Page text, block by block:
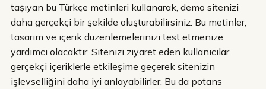
taşıyan bu Türkçe metinleri kullanarak, demo sitenizi
daha gerçekçi bir şekilde oluşturabilirsiniz. Bu metinler,
tasarım ve içerik düzenlemelerinizi test etmenize
yardımcı olacaktır. Sitenizi ziyaret eden kullanıcılar,
gerçekçi içeriklerle etkileşime geçerek sitenizin
işlevselliğini daha iyi anlayabilirler. Bu da potans